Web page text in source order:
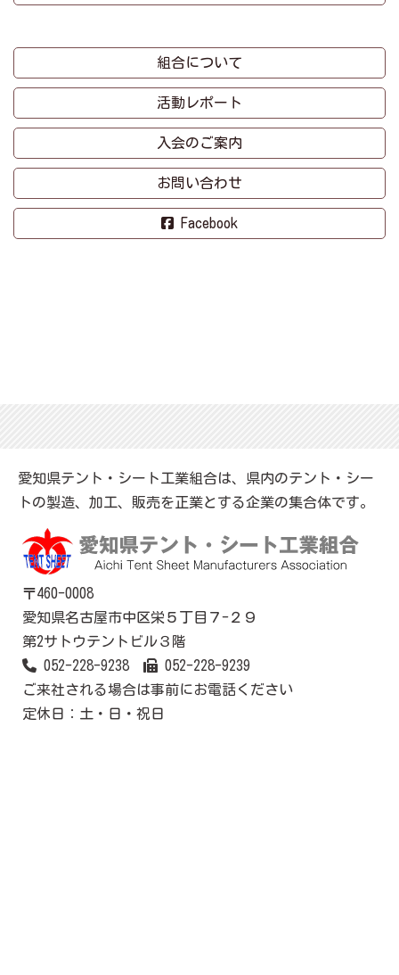
組合について
活動レポート
入会のご案内
お問い合わせ
Facebook
愛知県テント・シート工業組合は、県内のテント・シー
トの製造、加工、販売を正業とする企業の集合体です。
〒460-0008
愛知県名古屋市中区栄５丁目７-２９
第2サトウテントビル３階
052-228-9238
052-228-9239
ご来社される場合は事前にお電話ください
定休日：土・日・祝日